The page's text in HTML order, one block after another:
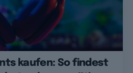
kaufen: So findest